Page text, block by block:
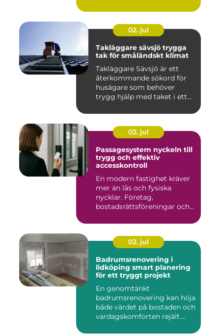
02. jul
Takläggare sävsjö trygga
tak för småländskt klimat
Takläggare Sävsjö är ett
återkommande sökord för
husägare som behöver
trygg hjälp med taket i ett
02. jul
Passagesystem nyckeln till
trygg och effektiv
accesskontroll
En modern fastighet kräver
mer än lås och fysiska
nycklar. Företag,
bostadsrättsföreningar och
02. jul
Badrumsrenovering i
lidköping smart planering
för ett tryggt projekt
En genomtänkt
badrumsrenovering kan höja
både värdet på bostaden och
vardagskomforten rejält.